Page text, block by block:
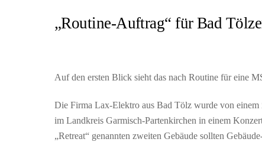
„Routine-Auftrag“ für Bad
Auf den ersten Blick sieht das nach Routine für eine
Die Firma Lax-Elektro aus Bad Tölz wurde von
im Landkreis Garmisch-Partenkirchen in einem
„Retreat“ genannten zweiten Gebäude sollten